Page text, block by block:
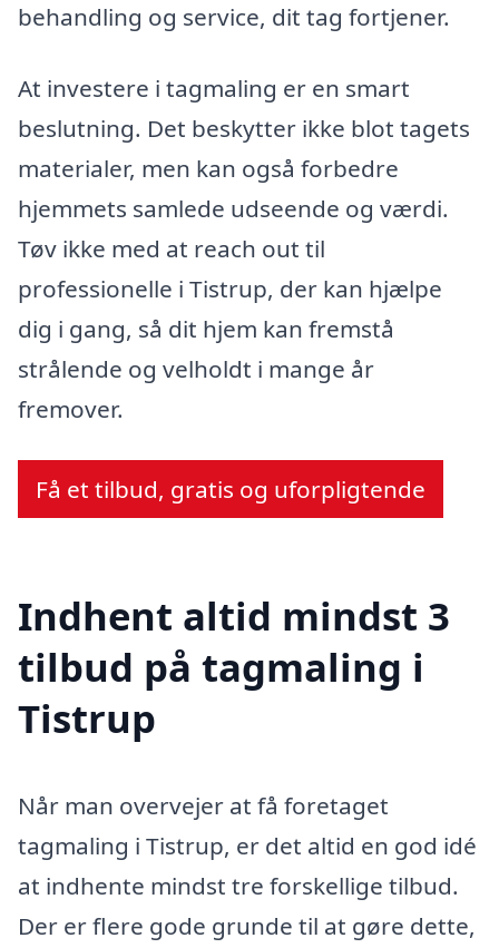
behandling og service, dit tag fortjener.
At investere i tagmaling er en smart
beslutning. Det beskytter ikke blot tagets
materialer, men kan også forbedre
hjemmets samlede udseende og værdi.
Tøv ikke med at reach out til
professionelle i Tistrup, der kan hjælpe
dig i gang, så dit hjem kan fremstå
strålende og velholdt i mange år
fremover.
Få et tilbud, gratis og uforpligtende
Indhent altid mindst 3
tilbud på tagmaling i
Tistrup
Når man overvejer at få foretaget
tagmaling i Tistrup, er det altid en god idé
at indhente mindst tre forskellige tilbud.
Der er flere gode grunde til at gøre dette,